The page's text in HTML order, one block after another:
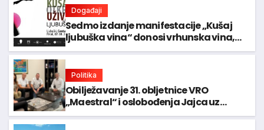
Događaji
Sedmo izdanje manifestacije „Kušaj
ljubuška vina“ donosi vrhunska vina,
gastronomiju i glazbu
Politika
Obilježavanje 31. obljetnice VRO
„Maestral“ i oslobođenja Jajca uz
pokroviteljstvo HNS-a BiH